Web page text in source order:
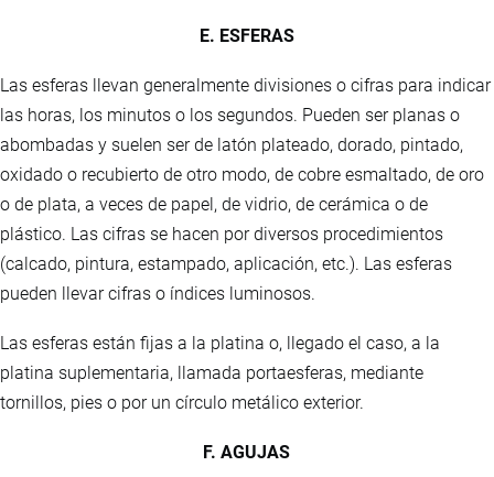
E. ESFERAS
Las esferas llevan generalmente divisiones o cifras para indicar
las horas, los minutos o los segundos. Pueden ser planas o
abombadas y suelen ser de latón plateado, dorado, pintado,
oxidado o recubierto de otro modo, de cobre esmaltado, de oro
o de plata, a veces de papel, de vidrio, de cerámica o de
plástico. Las cifras se hacen por diversos procedimientos
(calcado, pintura, estampado, aplicación, etc.). Las esferas
pueden llevar cifras o índices luminosos.
Las esferas están fijas a la platina o, llegado el caso, a la
platina suplementaria, llamada portaesferas, mediante
tornillos, pies o por un círculo metálico exterior.
F. AGUJAS